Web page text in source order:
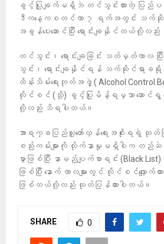
ခွင့်ပြုချက်မရှိဘဲ တင်သွင်းထားတဲ့ ပြည်ပ
ဒီကနေ့ကစတင်ကာ ၇ ရက်အတွင်း သက်ဆိုင်
အခွန်ပေးဆောင်ပြီး ရောင်းချနိုင်တယ်လို့လ
တင်သွင်း၊ ရောင်းချခြင်း သတ်မှတ်ကာလ
သွင်း၊ ရောင်းချနိုင်ရန် သက်ဆိုင်ရ
ထိန်းသိမ်းရေးဘုတ်အဖွဲ့ ( Alcohol Control
လိုင်စင် (သို့) ခွင့်ပြုမိန့်ရမှသာ ဆောင်ရွက်
လို့လည်း သိရပါတယ်။
အာရက္ခပြည်သူ့တော်လှန်ရေးအစိုးရရဲ့ ထု
စည်းကမ်းများကို လိုက်နာမှုမရှိပါက တည်ဆဲ
မှာဖြစ်ပြီး နာမည်ပျက်စာရင်း (Black
ဖြစ်ပြီး နောက် ကာလများတွင် လိုင်စင်လျှေ
ဖြစ်တယ်လို့လည်း ထုတ်ပြန်ထားပါတယ်။
SHARE 0